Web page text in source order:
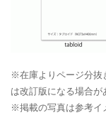
※在庫よりページ分抜
は改訂版になる場合が
※掲載の写真は参考イ